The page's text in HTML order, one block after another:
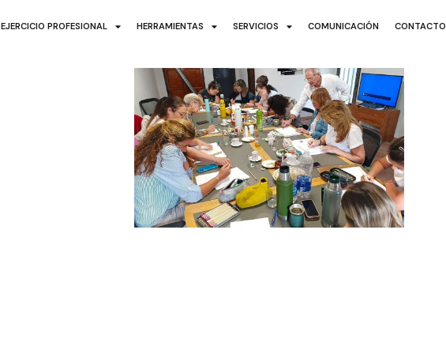
EJERCICIO PROFESIONAL HERRAMIENTAS SERVICIOS COMUNICACIÓN CONTACTO